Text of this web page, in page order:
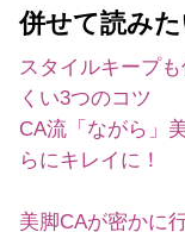
併せて読み
スタイルキープ
くい3つのコツ
CA流「ながら」
らにキレイに！
美脚CAが密かに